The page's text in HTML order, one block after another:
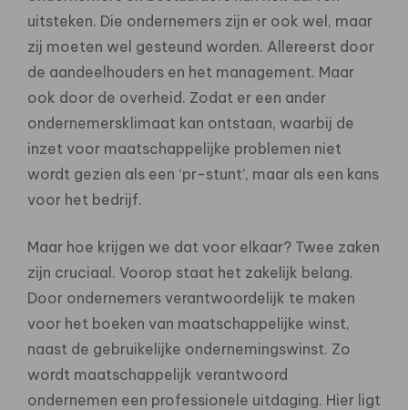
uitsteken. Die ondernemers zijn er ook wel, maar
zij moeten wel gesteund worden. Allereerst door
de aandeelhouders en het management. Maar
ook door de overheid. Zodat er een ander
ondernemersklimaat kan ontstaan, waarbij de
inzet voor maatschappelijke problemen niet
wordt gezien als een ‘pr-stunt’, maar als een kans
voor het bedrijf.
Maar hoe krijgen we dat voor elkaar? Twee zaken
zijn cruciaal. Voorop staat het zakelijk belang.
Door ondernemers verantwoordelijk te maken
voor het boeken van maatschappelijke winst,
naast de gebruikelijke ondernemingswinst. Zo
wordt maatschappelijk verantwoord
ondernemen een professionele uitdaging. Hier ligt